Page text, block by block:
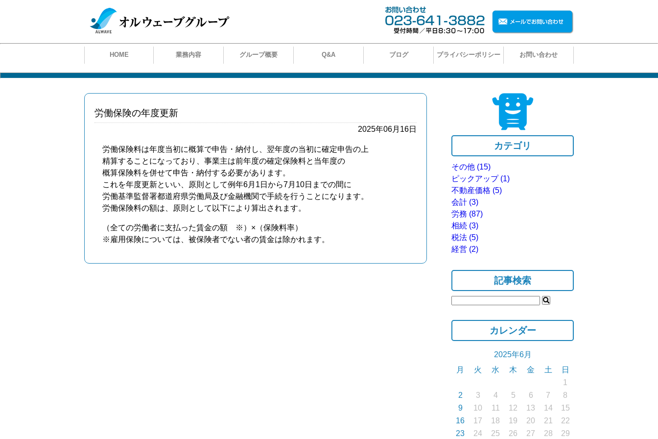
HOME 業務内容 グループ概要 Q&A ブログ プライバシーポリシー お問い合わせ
労働保険の年度更新
2025年06月16日
労働保険料は年度当初に概算で申告・納付し、翌年度の当初に確定申告の上
精算することになっており、事業主は前年度の確定保険料と当年度の
概算保険料を併せて申告・納付する必要があります。
これを年度更新といい、原則として例年6月1日から7月10日までの間に
労働基準監督署都道府県労働局及び金融機関で手続を行うことになります。
労働保険料の額は、原則として以下により算出されます。
（全ての労働者に支払った賃金の額 ※）×（保険料率）
※雇用保険については、被保険者でない者の賃金は除かれます。
カテゴリ
その他 (15)
ピックアップ (1)
不動産価格 (5)
会計 (3)
労務 (87)
相続 (3)
税法 (5)
経営 (2)
記事検索
カレンダー
2025年6月
月
火 水 木 金 土
日
1
2
3 4 5 6 7
8
9
10 11 12 13 14
15
16
17 18 19 20 21
22
23
24 25 26 27 28 29